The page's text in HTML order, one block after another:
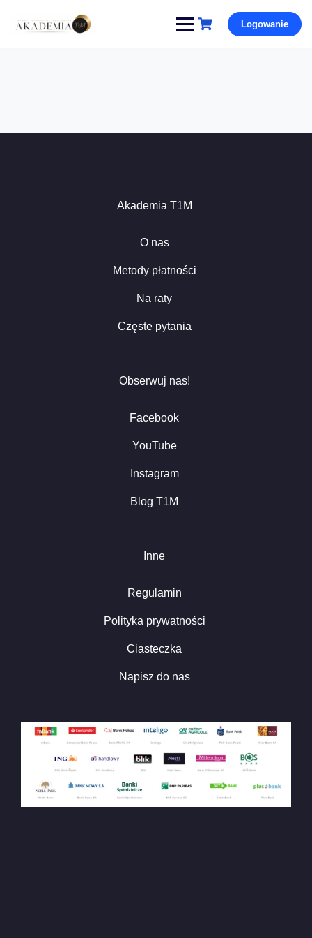
Logowanie
Akademia T1M
O nas
Metody płatności
Na raty
Częste pytania
Obserwuj nas!
Facebook
YouTube
Instagram
Blog T1M
Inne
Regulamin
Polityka prywatności
Ciasteczka
Napisz do nas